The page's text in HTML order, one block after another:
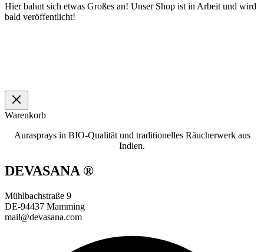
Hier bahnt sich etwas Großes an! Unser Shop ist in Arbeit und wird
bald veröffentlicht!
Warenkorb
Aurasprays in BIO-Qualität und traditionelles Räucherwerk aus
Indien.
DEVASANA ®
Mühlbachstraße 9
DE-94437 Mamming
mail@devasana.com